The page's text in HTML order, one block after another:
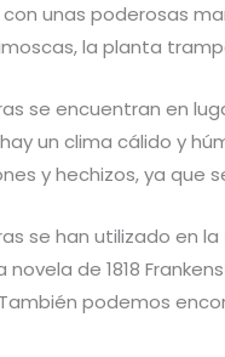
unas poderosas
la planta
se encuentran en
un clima cálido y
y hechizos, ya que
se han utilizado en
de 1818
podemos